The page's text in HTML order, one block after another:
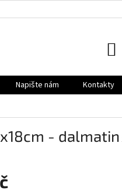
Napište nám Kontakty
- dalmatin